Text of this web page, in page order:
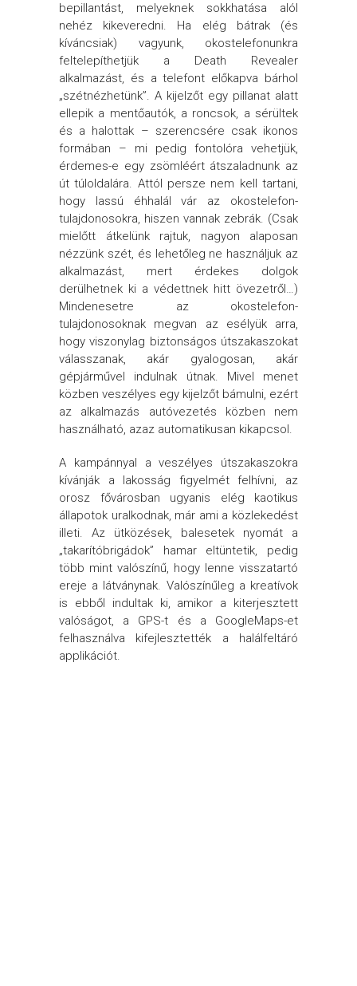
bepillantást, melyeknek sokkhatása alól
nehéz kikeveredni. Ha elég bátrak (és
kíváncsiak) vagyunk, okostelefonunkra
feltelepíthetjük a Death Revealer
alkalmazást, és a telefont előkapva bárhol
„szétnézhetünk”. A kijelzőt egy pillanat alatt
ellepik a mentőautók, a roncsok, a sérültek
és a halottak – szerencsére csak ikonos
formában – mi pedig fontolóra vehetjük,
érdemes-e egy zsömléért átszaladnunk az
út túloldalára. Attól persze nem kell tartani,
hogy lassú éhhalál vár az okostelefon-
tulajdonosokra, hiszen vannak zebrák. (Csak
mielőtt átkelünk rajtuk, nagyon alaposan
nézzünk szét, és lehetőleg ne használjuk az
alkalmazást, mert érdekes dolgok
derülhetnek ki a védettnek hitt övezetről…)
Mindenesetre az okostelefon-
tulajdonosoknak megvan az esélyük arra,
hogy viszonylag biztonságos útszakaszokat
válasszanak, akár gyalogosan, akár
gépjárművel indulnak útnak. Mivel menet
közben veszélyes egy kijelzőt bámulni, ezért
az alkalmazás autóvezetés közben nem
használható, azaz automatikusan kikapcsol.
A kampánnyal a veszélyes útszakaszokra
kívánják a lakosság figyelmét felhívni, az
orosz fővárosban ugyanis elég kaotikus
állapotok uralkodnak, már ami a közlekedést
illeti. Az ütközések, balesetek nyomát a
„takarítóbrigádok” hamar eltüntetik, pedig
több mint valószínű, hogy lenne visszatartó
ereje a látványnak. Valószínűleg a kreatívok
is ebből indultak ki, amikor a kiterjesztett
valóságot, a GPS-t és a GoogleMaps-et
felhasználva kifejlesztették a halálfeltáró
applikációt.